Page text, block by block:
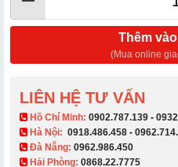
Thêm
(Mua online
LIÊN HỆ TƯ VẤN
​ Hồ Chí Minh: 0902.787.139 -
Hà Nội: 0918.486.458 -
Đà Nẵng: 0962.986.450
Hải Phòng: 0868.22.7775